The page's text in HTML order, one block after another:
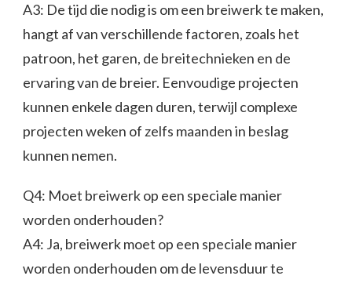
A3: De tijd die nodig is om een breiwerk te maken,
hangt af van verschillende factoren, zoals het
patroon, het garen, de breitechnieken en de
ervaring van de breier. Eenvoudige projecten
kunnen enkele dagen duren, terwijl complexe
projecten weken of zelfs maanden in beslag
kunnen nemen.
Q4: Moet breiwerk op een speciale manier
worden onderhouden?
A4: Ja, breiwerk moet op een speciale manier
worden onderhouden om de levensduur te